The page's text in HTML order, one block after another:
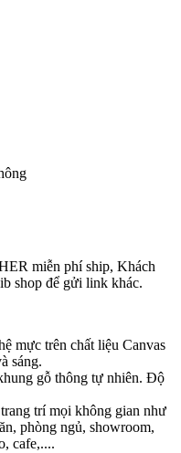
miễn phí ship, Khách
shop để gửi link khác.
mực trên chất liệu Canvas
sáng.
gỗ thông tự nhiên. Độ
trí mọi không gian như
phòng ngủ, showroom,
cafe,....